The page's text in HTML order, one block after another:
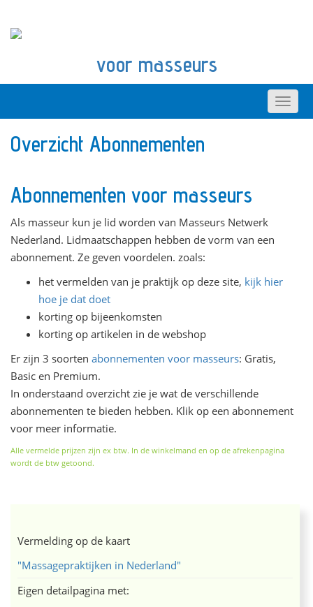
voor masseurs
Overzicht Abonnementen
Abonnementen voor masseurs
Als masseur kun je lid worden van Masseurs Netwerk
Nederland. Lidmaatschappen hebben de vorm van een
abonnement. Ze geven voordelen. zoals:
het vermelden van je praktijk op deze site, kijk hier
hoe je dat doet
korting op bijeenkomsten
korting op artikelen in de webshop
Er zijn 3 soorten abonnementen voor masseurs: Gratis,
Basic en Premium.
In onderstaand overzicht zie je wat de verschillende
abonnementen te bieden hebben. Klik op een abonnement
voor meer informatie.
Alle vermelde prijzen zijn ex btw. In de winkelmand en op de afrekenpagina
wordt de btw getoond.
Vermelding op de kaart
"Massagepraktijken in Nederland"
Eigen detailpagina met: